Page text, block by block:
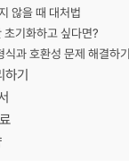
않을 때 대처법
초기화하고 싶다면?
식과 호환성 문제 해결하기
기